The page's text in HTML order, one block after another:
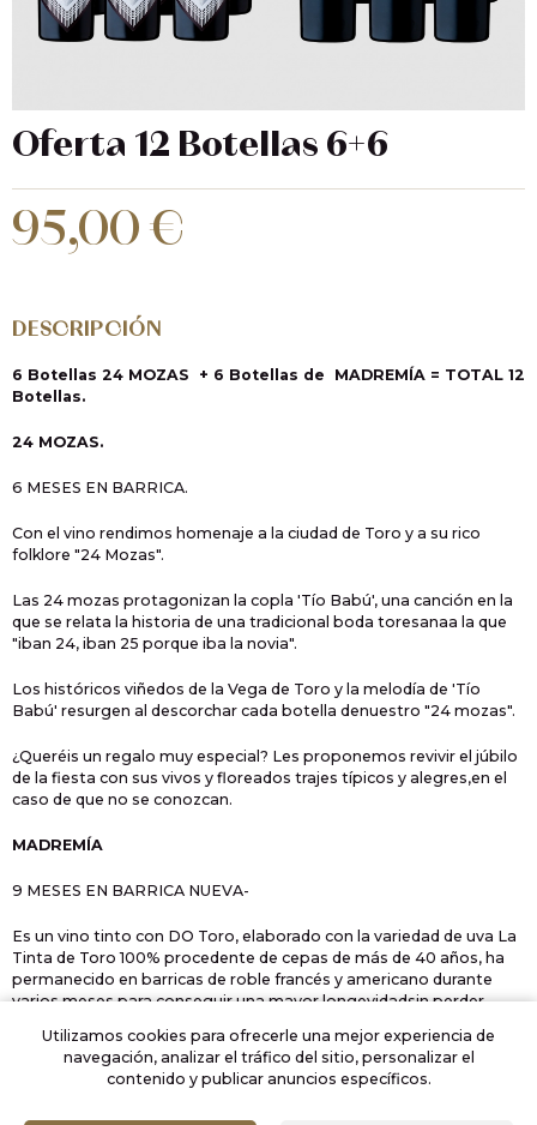
Utilizamos cookies para ofrecerle una mejor experiencia de
navegación, analizar el tráfico del sitio, personalizar el
contenido y publicar anuncios específicos.
Oferta 12 Botellas 6+6
95,00 €
DESCRIPCIÓN
6 Botellas 24 MOZAS + 6 Botellas de MADREMÍA = TOTAL 12
Botellas.
24 MOZAS.
6 MESES EN BARRICA.
Con el vino rendimos homenaje a la ciudad de Toro y a su rico
folklore "24 Mozas".
Las 24 mozas protagonizan la copla 'Tío Babú', una canción en la
que se relata la historia de una tradicional boda toresanaa la que
"iban 24, iban 25 porque iba la novia".
Los históricos viñedos de la Vega de Toro y la melodía de 'Tío
Babú' resurgen al descorchar cada botella denuestro "24 mozas".
¿Queréis un regalo muy especial? Les proponemos revivir el júbilo
de la fiesta con sus vivos y floreados trajes típicos y alegres,en el
caso de que no se conozcan.
MADREMÍA
9 MESES EN BARRICA NUEVA-
Es un vino tinto con DO Toro, elaborado con la variedad de uva La
Tinta de Toro 100% procedente de cepas de más de 40 años, ha
permanecido en barricas de roble francés y americano durante
varios meses para conseguir una mayor longevidadsin perder